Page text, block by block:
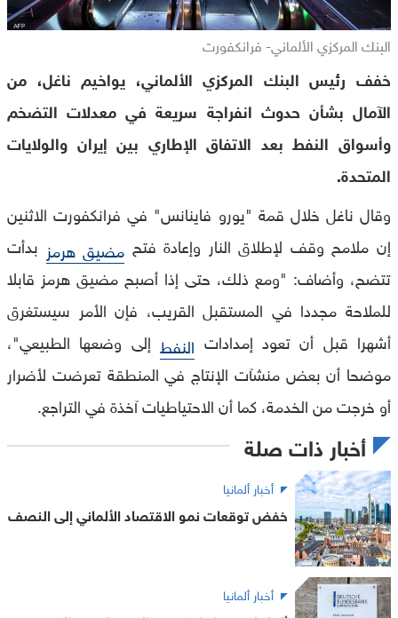
البنك المركزي الألماني- فرانكفورت
خفف رئيس البنك المركزي الألماني، يواخيم ناغل، من
الآمال بشأن حدوث انفراجة سريعة في معدلات التضخم
وأسواق النفط بعد الاتفاق الإطاري بين إيران والولايات
المتحدة.
وقال ناغل خلال قمة "يورو فاينانس" في فرانكفورت الاثنين
إن ملامح وقف لإطلاق النار وإعادة فتح مضيق هرمز بدأت
تتضح، وأضاف: "ومع ذلك، حتى إذا أصبح مضيق هرمز قابلا
للملاحة مجددا في المستقبل القريب، فإن الأمر سيستغرق
أشهرا قبل أن تعود إمدادات النفط إلى وضعها الطبيعي"،
موضحا أن بعض منشآت الإنتاج في المنطقة تعرضت لأضرار
أو خرجت من الخدمة، كما أن الاحتياطيات آخذة في التراجع.
أخبار ذات صلة
أخبار ألمانيا
خفض توقعات نمو الاقتصاد الألماني إلى النصف
أخبار ألمانيا